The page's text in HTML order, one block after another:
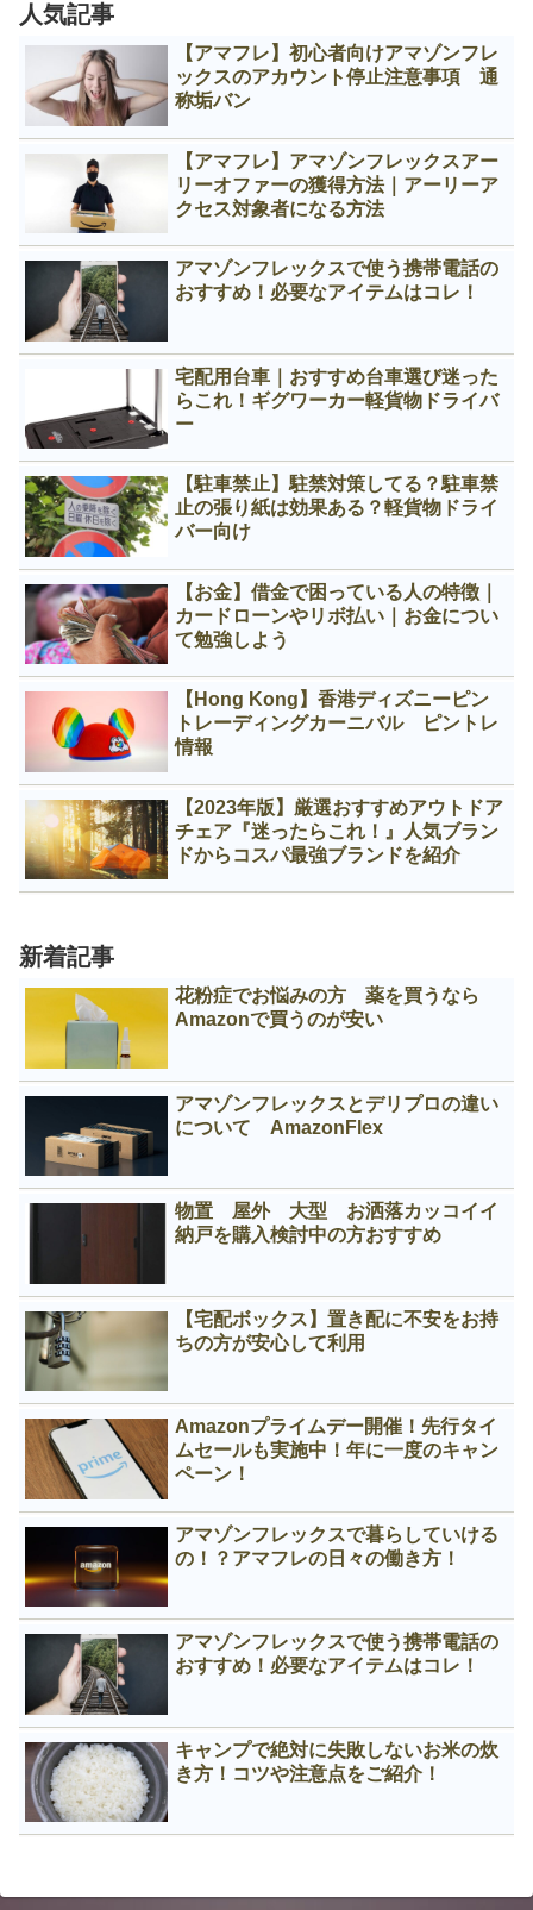
人気記事
【アマフレ】初心者向けアマゾンフレ
ックスのアカウント停止注意事項 通
称垢バン
【アマフレ】アマゾンフレックスアー
リーオファーの獲得方法｜アーリーア
クセス対象者になる方法
アマゾンフレックスで使う携帯電話の
おすすめ！必要なアイテムはコレ！
宅配用台車｜おすすめ台車選び迷った
らこれ！ギグワーカー軽貨物ドライバ
ー
【駐車禁止】駐禁対策してる？駐車禁
止の張り紙は効果ある？軽貨物ドライ
バー向け
【お金】借金で困っている人の特徴｜
カードローンやリボ払い｜お金につい
て勉強しよう
【Hong Kong】香港ディズニーピン
トレーディングカーニバル ピントレ
情報
【2023年版】厳選おすすめアウトドア
チェア『迷ったらこれ！』人気ブラン
ドからコスパ最強ブランドを紹介
新着記事
花粉症でお悩みの方 薬を買うなら
Amazonで買うのが安い
アマゾンフレックスとデリプロの違い
について AmazonFlex
物置 屋外 大型 お洒落カッコイイ
納戸を購入検討中の方おすすめ
【宅配ボックス】置き配に不安をお持
ちの方が安心して利用
Amazonプライムデー開催！先行タイ
ムセールも実施中！年に一度のキャン
ペーン！
アマゾンフレックスで暮らしていける
の！？アマフレの日々の働き方！
アマゾンフレックスで使う携帯電話の
おすすめ！必要なアイテムはコレ！
キャンプで絶対に失敗しないお米の炊
き方！コツや注意点をご紹介！